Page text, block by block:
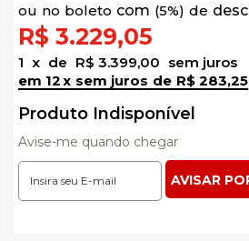
1 x de R$ 3.399,00 sem juros
12x de R$ 283,25
sem juros
R$ 3.229,05
de
5%)
no boleto
Produto Indisponível
Avise-me quando chegar